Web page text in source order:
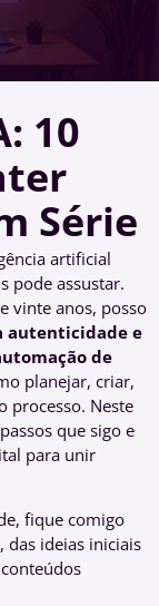
10
Série
artificial
pode assustar.
vinte anos, posso
autenticidade e
de
planejar, criar,
processo. Neste
que sigo e
para unir
fique comigo
das ideias iniciais